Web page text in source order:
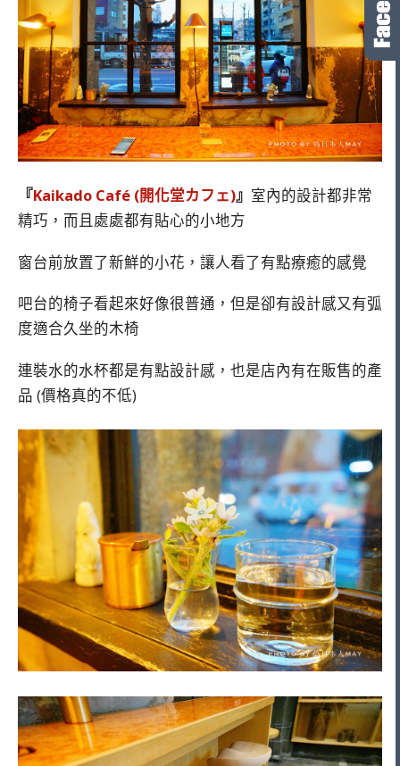
『Kaikado Café (開化堂カフェ)』 室內的設計都非常
精巧，而且處處都有貼心的小地方
窗台前放置了新鮮的小花，讓人看了有點療癒的感覺
吧台的椅子看起來好像很普通，但是卻有設計感又有弧
度適合久坐的木椅
連裝水的水杯都是有點設計感，也是店內有在販售的產
品 (價格真的不低)